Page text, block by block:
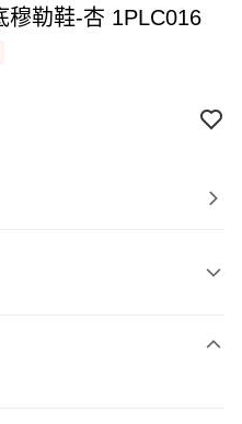
穆勒鞋-杏 1PLC016